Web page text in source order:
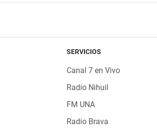
SERVICIOS
Canal 7 en Vivo
Radio Nihuil
FM UNA
Radio Brava